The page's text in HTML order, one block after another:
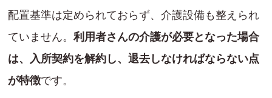
配置基準は定められておらず、介護設備も整えられ
ていません。 利用者さんの介護が必要となった場合
は、入所契約を解約し、退去しなければならない点
が特徴です。